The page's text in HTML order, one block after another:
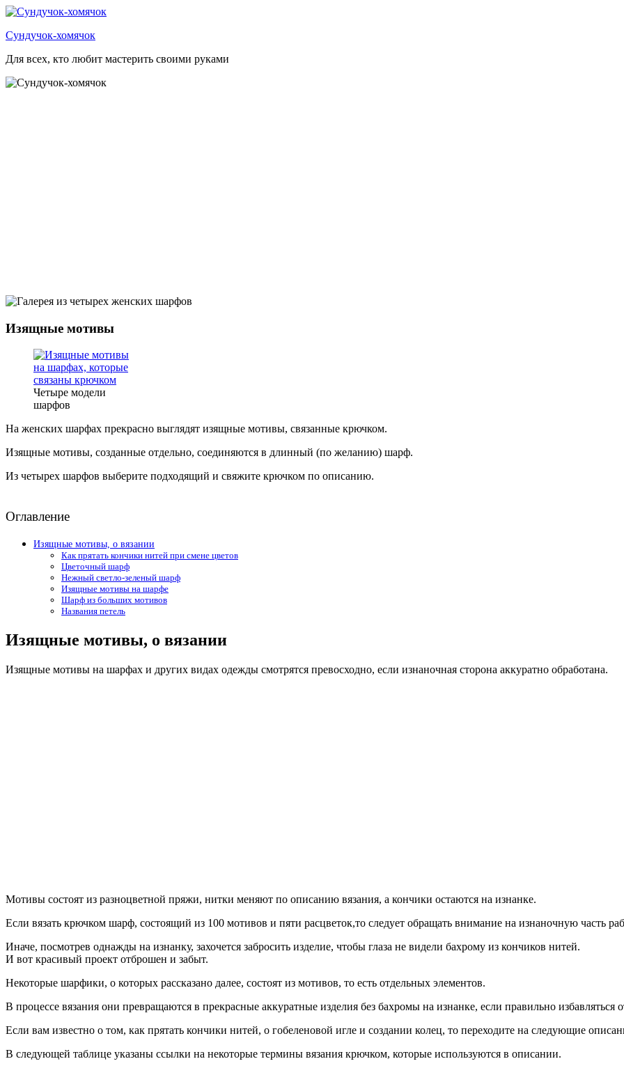
Перейти
содержимому
Сундучок-хомячок
Для всех, кто любит мастерить своими руками
Изящные мотивы
Четыре модели
шарфов
На женских шарфах прекрасно выглядят изящные мотивы, связанные крючком.
Изящные мотивы, созданные отдельно, соединяются в длинный (по желанию) шарф.
Из четырех шарфов выберите подходящий и свяжите крючком по описанию.
Оглавление
Изящные мотивы, о вязании
Как прятать кончики нитей при смене цветов
Цветочный шарф
Нежный светло-зеленый шарф
Изящные мотивы на шарфе
Шарф из больших мотивов
Названия петель
Изящные мотивы, о вязании
Изящные мотивы на шарфах и других видах одежды смотрятся превосходно, если изнаночная сторона аккуратно обработана.
Мотивы состоят из разноцветной пряжи, нитки меняют по описанию вязания, а кончики остаются на изнанке.
Если вязать крючком шарф, состоящий из 100 мотивов и пяти расцветок,то следует обращать внимание на изнаночную часть
Иначе, посмотрев однажды на изнанку, захочется забросить изделие, чтобы глаза не видели бахрому из кончиков нитей.
И вот красивый проект отброшен и забыт.
Некоторые шарфики, о которых рассказано далее, состоят из мотивов, то есть отдельных элементов.
В процессе вязания они превращаются в прекрасные аккуратные изделия без бахромы на изнанке, если правильно избавляться
Если вам известно о том, как прятать кончики нитей, о гобеленовой игле и создании колец, то переходите на следующие
В следующей таблице указаны ссылки на некоторые термины вязания крючком, которые используются в описании.